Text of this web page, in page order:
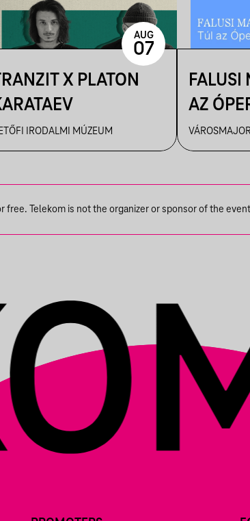
X PLATON
IRODALMI MÚZEUM
AUG
07
FALUSI
AZ
Telekom is not the organizer or sponsor of the